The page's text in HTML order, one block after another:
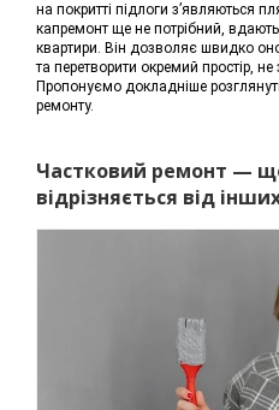
на покритті підлоги з’являються
капремонт ще не потрібний,
квартири. Він дозволяє швидко
та перетворити окремий простір,
Пропонуємо докладніше
ремонту.
Частковий ремонт —
відрізняється від